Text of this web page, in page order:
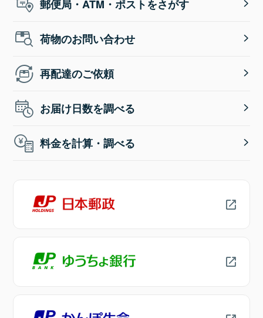
郵便局・ATM・ポストをさがす
荷物のお問い合わせ
再配達のご依頼
お届け日数を調べる
料金を計算・調べる